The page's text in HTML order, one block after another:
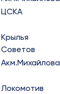
ЦСКА
Крылья
Советов
Акм.Михайлова
Локомотив